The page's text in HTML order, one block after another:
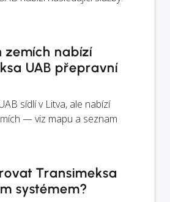
zemích nabízí
UAB přepravní
sídlí v Litva, ale nabízí
— viz mapu a seznam
Transimeksa
systémem?